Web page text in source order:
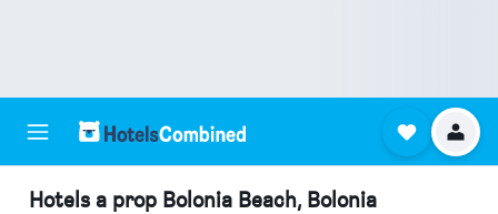
Hotels a prop Bolonia Beach, Bolonia